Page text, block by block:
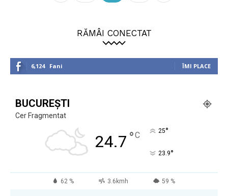
RĂMÂI CONECTAT
6,124 Fani ÎMI PLACE
BUCUREȘTI
Cer Fragmentat
24.7 °C 25°
23.9°
62 % 3.6kmh 59 %